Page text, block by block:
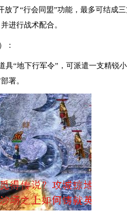
放了“行会同盟”功能，最多可结成
进行战术配合。
：
具“地下行军令”，可派遣一支精锐
署。